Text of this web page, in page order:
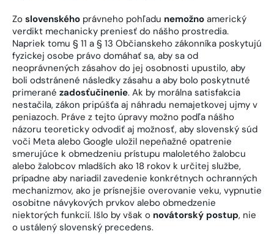
Zo slovenského právneho pohľadu nemožno americký
verdikt mechanicky preniesť do nášho prostredia.
Napriek tomu § 11 a § 13 Občianskeho zákonníka poskytujú
fyzickej osobe právo domáhať sa, aby sa od
neoprávnených zásahov do jej osobnosti upustilo, aby
boli odstránené následky zásahu a aby bolo poskytnuté
primerané zadosťučinenie. Ak by morálna satisfakcia
nestačila, zákon pripúšťa aj náhradu nemajetkovej ujmy v
peniazoch. Práve z tejto úpravy možno podľa nášho
názoru teoreticky odvodiť aj možnosť, aby slovenský súd
voči Meta alebo Google uložil nepeňažné opatrenie
smerujúce k obmedzeniu prístupu maloletého žalobcu
alebo žalobcov mladších ako 18 rokov k určitej službe,
prípadne aby nariadil zavedenie konkrétnych ochranných
mechanizmov, ako je prísnejšie overovanie veku, vypnutie
osobitne návykových prvkov alebo obmedzenie
niektorých funkcií. Išlo by však o novátorský postup, nie
o ustálený slovenský precedens.